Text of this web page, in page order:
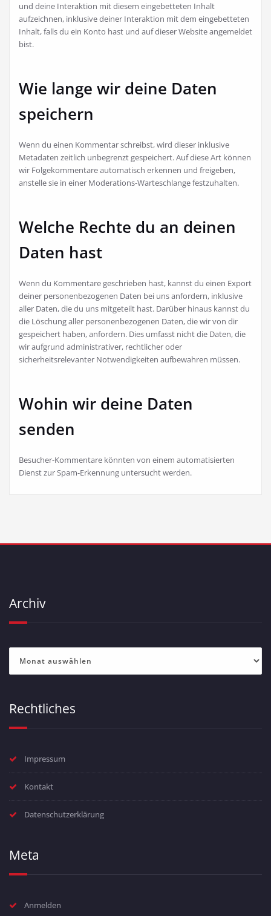
und deine Interaktion mit diesem eingebetteten Inhalt
aufzeichnen, inklusive deiner Interaktion mit dem eingebetteten
Inhalt, falls du ein Konto hast und auf dieser Website angemeldet
bist.
Wie lange wir deine Daten
speichern
Wenn du einen Kommentar schreibst, wird dieser inklusive
Metadaten zeitlich unbegrenzt gespeichert. Auf diese Art können
wir Folgekommentare automatisch erkennen und freigeben,
anstelle sie in einer Moderations-Warteschlange festzuhalten.
Welche Rechte du an deinen
Daten hast
Wenn du Kommentare geschrieben hast, kannst du einen Export
deiner personenbezogenen Daten bei uns anfordern, inklusive
aller Daten, die du uns mitgeteilt hast. Darüber hinaus kannst du
die Löschung aller personenbezogenen Daten, die wir von dir
gespeichert haben, anfordern. Dies umfasst nicht die Daten, die
wir aufgrund administrativer, rechtlicher oder
sicherheitsrelevanter Notwendigkeiten aufbewahren müssen.
Wohin wir deine Daten
senden
Besucher-Kommentare könnten von einem automatisierten
Dienst zur Spam-Erkennung untersucht werden.
Archiv
Rechtliches
Impressum
Kontakt
Datenschutzerklärung
Meta
Anmelden